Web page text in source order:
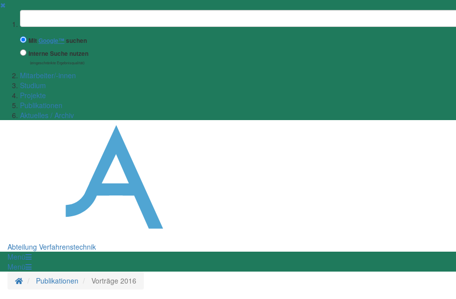
✖
Suchbegriff
MitGoogle™ suchen
Interne Suche nutzen
(eingeschränkte Ergebnisqualität)
Mitarbeiter/-innen
Studium
Projekte
Publikationen
Aktuelles / Archiv
Abteilung Verfahrenstechnik
Menü
Menü
StartseitePublikationen Vorträge 2016